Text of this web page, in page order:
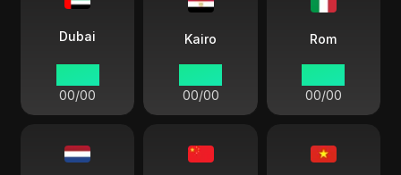
Dubai
00/00
Kairo
00/00
Rom
00/00